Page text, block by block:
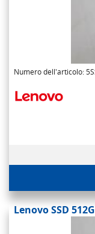
Numero dell'articolo:
Lenovo SSD